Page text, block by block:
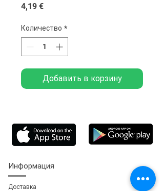
4,19 €Цена
Количество *
Добавить в корзину
Информация
Доставка